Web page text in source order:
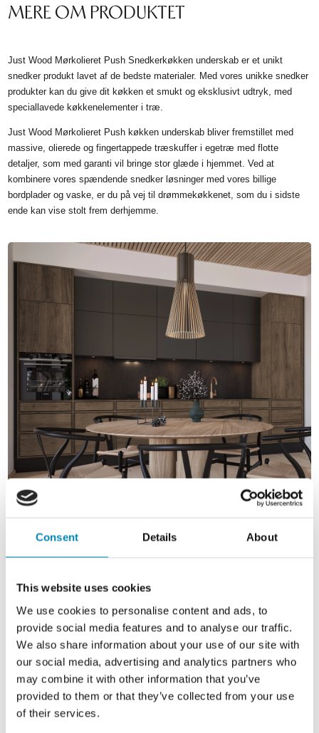
Consent Details About
This website uses cookies
We use cookies to personalise content and ads, to
provide social media features and to analyse our traffic.
We also share information about your use of our site with
our social media, advertising and analytics partners who
may combine it with other information that you’ve
provided to them or that they’ve collected from your use
of their services.
MERE OM PRODUKTET
Just Wood Mørkolieret Push Snedkerkøkken underskab er et unikt
snedker produkt lavet af de bedste materialer. Med vores unikke snedker
produkter kan du give dit køkken et smukt og eksklusivt udtryk, med
speciallavede køkkenelementer i træ.
Just Wood Mørkolieret Push køkken underskab bliver fremstillet med
massive, olierede og fingertappede træskuffer i egetræ med flotte
detaljer, som med garanti vil bringe stor glæde i hjemmet. Ved at
kombinere vores spændende snedker løsninger med vores billige
bordplader og vaske, er du på vej til drømmekøkkenet, som du i sidste
ende kan vise stolt frem derhjemme.
PRODUKTSPECIFIKATIONER
Samlet vægt: